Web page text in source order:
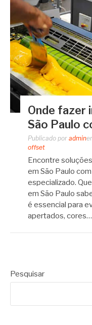
Onde fazer
São Paulo
Publicado por admin
offset
Encontre
em São Paulo
especializado.
em São Paulo
é essencial para
apertados, cores…
Pesquisar